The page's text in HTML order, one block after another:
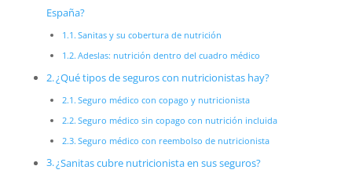
España?
Sanitas y su cobertura de nutrición
Adeslas: nutrición dentro del cuadro médico
¿Qué tipos de seguros con nutricionistas hay?
Seguro médico con copago y nutricionista
Seguro médico sin copago con nutrición incluida
Seguro médico con reembolso de nutricionista
¿Sanitas cubre nutricionista en sus seguros?